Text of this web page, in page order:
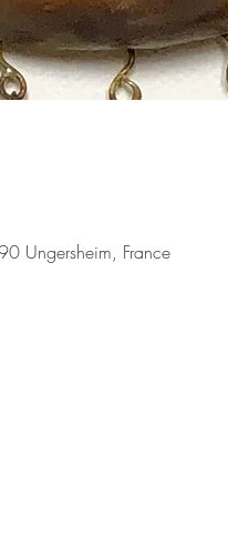
Ungersheim, France